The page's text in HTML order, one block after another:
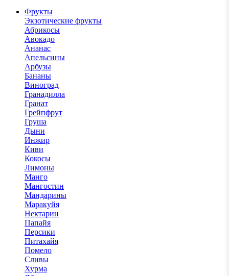
Фрукты
Экзотические фрукты
Абрикосы
Авокадо
Ананас
Апельсины
Арбузы
Бананы
Виноград
Гранадилла
Гранат
Грейпфрут
Груша
Дыни
Инжир
Киви
Кокосы
Лимоны
Манго
Мангостин
Мандарины
Маракуйя
Нектарин
Папайя
Персики
Питахайя
Помело
Сливы
Хурма